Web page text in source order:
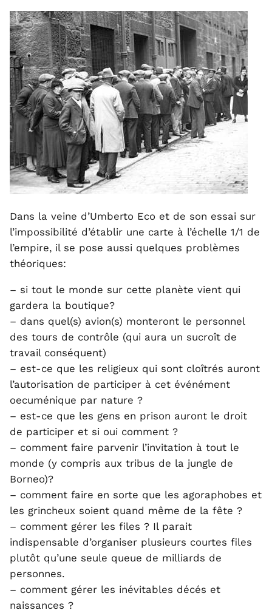
Dans la veine d’Umberto Eco et de son essai sur
l’impossibilité d’établir une carte à l’échelle 1/1 de
l’empire, il se pose aussi quelques problèmes
théoriques:
– si tout le monde sur cette planète vient qui
gardera la boutique?
– dans quel(s) avion(s) monteront le personnel
des tours de contrôle (qui aura un sucroît de
travail conséquent)
– est-ce que les religieux qui sont cloîtrés auront
l’autorisation de participer à cet événément
oecuménique par nature ?
– est-ce que les gens en prison auront le droit
de participer et si oui comment ?
– comment faire parvenir l’invitation à tout le
monde (y compris aux tribus de la jungle de
Borneo)?
– comment faire en sorte que les agoraphobes et
les grincheux soient quand même de la fête ?
– comment gérer les files ? Il parait
indispensable d’organiser plusieurs courtes files
plutôt qu’une seule queue de milliards de
personnes.
– comment gérer les inévitables décés et
naissances ?